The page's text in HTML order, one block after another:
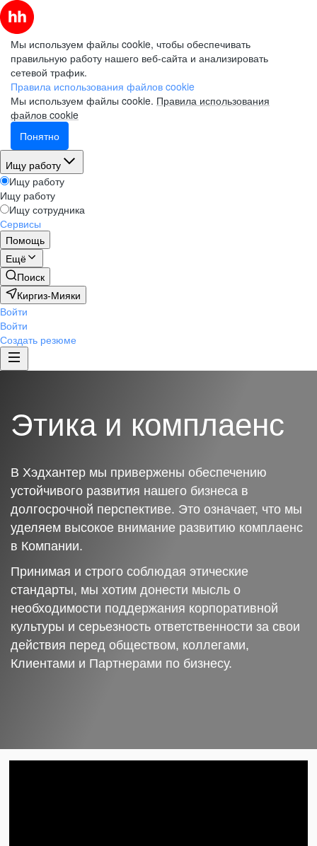
Мы используем файлы cookie, чтобы обеспечивать
правильную работу нашего веб-сайта и анализировать
сетевой трафик.
Правила использования файлов cookie
Мы используем файлы cookie. Правила использования
файлов cookie
Понятно
Ищу работу
Ищу работу
Ищу работу
Ищу сотрудника
Сервисы
Помощь
Ещё
Поиск
Киргиз-Мияки
Войти
Войти
Создать резюме
Этика и комплаенс
В Хэдхантер мы привержены обеспечению
устойчивого развития нашего бизнеса в
долгосрочной перспективе. Это означает, что мы
уделяем высокое внимание развитию комплаенс
в Компании.
Принимая и строго соблюдая этические
стандарты, мы хотим донести мысль о
необходимости поддержания корпоративной
культуры и серьезность ответственности за свои
действия перед обществом, коллегами,
Клиентами и Партнерами по бизнесу.